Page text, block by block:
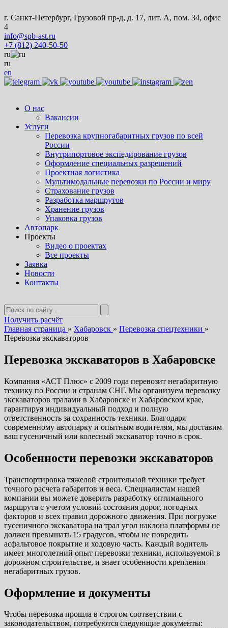
г. Санкт-Петербург, Грузовой пр-д, д. 17, лит. А, пом. 34, офис
4
info@spb-ast.ru
+7 (812) 240-50-50
ru
ru
en
О нас
Вакансии
Услуги
Перевозка крупногабаритных грузов по всей
России
Внутрипортовое экспедирование грузов
Оформление специальных разрешений
Проектная логистика
Мультимодальные перевозки по России и миру
Страхование грузов
Разработка маршрутов
Хранение грузов
Упаковка грузов
Автопарк
Проекты
Видео о проектах
Все проекты
Заявка
Новости
Контакты
Получить расчёт
Главная страница » Хабаровск » Перевозка спецтехники »
Перевозка экскаваторов
Перевозка экскаваторов в Хабаровске
Компания «АСТ Плюс» с 2009 года перевозит негабаритную
технику по России и странам СНГ. Мы организуем перевозку
экскаваторов тралами в Хабаровске и Хабаровском крае,
гарантируя индивидуальный подход и полную
ответственность за сохранность техники. Благодаря
современному автопарку и опытным водителям, мы доставим
ваш гусеничный или колесный экскаватор точно в срок.
Особенности перевозки экскаваторов
Транспортировка тяжелой строительной техники требует
точного расчета габаритов и веса. Специалистам нашей
компании вы можете доверить разработку оптимального
маршрута с учетом условий состояния дорог, погодных
факторов и всех правил дорожного движения. При погрузке
гусеничного экскаватора на трал угол наклона платформы не
должен превышать 15 градусов, чтобы не повредить
асфальтовое покрытие и ходовую часть. Каждый водитель
имеет многолетний опыт перевозки техники, используемой в
дорожном строительстве, и знает особенности крепления
негабаритных грузов.
Оформление и документы
Чтобы перевозка прошла в строгом соответствии с
законодательством, потребуются следующие документы: